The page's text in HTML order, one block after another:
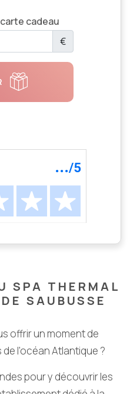
cadeau
€
SPA THERMAL
SAUBUSSE
offrir un moment de
l'océan Atlantique ?
pour y découvrir les